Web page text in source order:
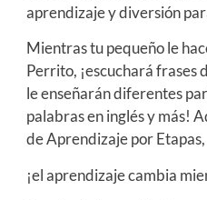
aprendizaje y diversión
Mientras tu pequeño le
Perrito, ¡escuchará frases
le enseñarán diferentes
palabras en inglés y más!
de Aprendizaje por Etapas,
¡el aprendizaje cambia